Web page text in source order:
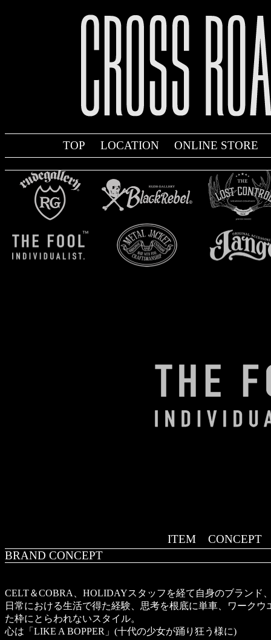
TOP LOCATION ONLINE STORE
ITEM
CONCEPT
BRAND CONCEPT
CELT＆COBRA、HOLIDAYスタッフを経て自身のブラン
日常における生活で得た経験、思考を根底に単車、ワーク
た枠にとらわれないスタイル。
心は「LIKE A BOPPER」(十代の少女が踊り狂う様に)